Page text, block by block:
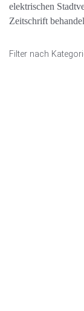
elektrischen
Zeitschrift
Filter nach